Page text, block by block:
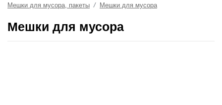
Мешки для мусора, пакеты
Мешки для мусора
Мешки для мусора